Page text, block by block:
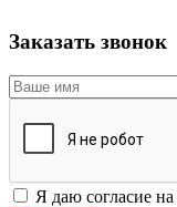
Заказать звонок
Я даю согласие на